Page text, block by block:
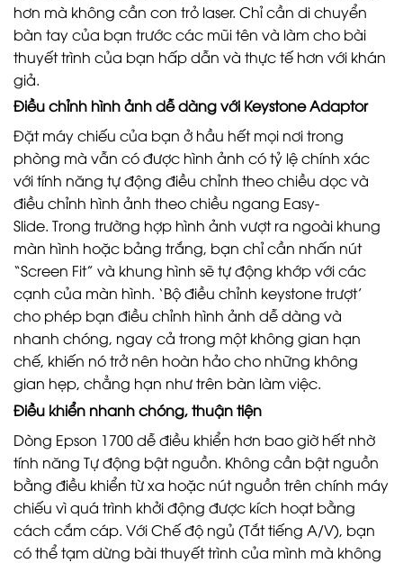
hơn mà không cần con trỏ laser. Chỉ cần di chuyển
bàn tay của bạn trước các mũi tên và làm cho bài
thuyết trình của bạn hấp dẫn và thực tế hơn với khán
giả.
Điều chỉnh hình ảnh dễ dàng với Keystone Adaptor
Đặt máy chiếu của bạn ở hầu hết mọi nơi trong
phòng mà vẫn có được hình ảnh có tỷ lệ chính xác
với tính năng tự động điều chỉnh theo chiều dọc và
điều chỉnh hình ảnh theo chiều ngang Easy-
Slide. Trong trường hợp hình ảnh vượt ra ngoài khung
màn hình hoặc bảng trắng, bạn chỉ cần nhấn nút
“Screen Fit” và khung hình sẽ tự động khớp với các
cạnh của màn hình. ‘Bộ điều chỉnh keystone trượt’
cho phép bạn điều chỉnh hình ảnh dễ dàng và
nhanh chóng, ngay cả trong một không gian hạn
chế, khiến nó trở nên hoàn hảo cho những không
gian hẹp, chẳng hạn như trên bàn làm việc.
Điều khiển nhanh chóng, thuận tiện
Dòng Epson 1700 dễ điều khiển hơn bao giờ hết nhờ
tính năng Tự động bật nguồn. Không cần bật nguồn
bằng điều khiển từ xa hoặc nút nguồn trên chính máy
chiếu vì quá trình khởi động được kích hoạt bằng
cách cắm cáp. Với Chế độ ngủ (Tắt tiếng A/V), bạn
có thể tạm dừng bài thuyết trình của mình mà không